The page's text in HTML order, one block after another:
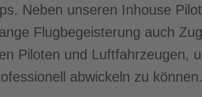
abwickeln zu können.